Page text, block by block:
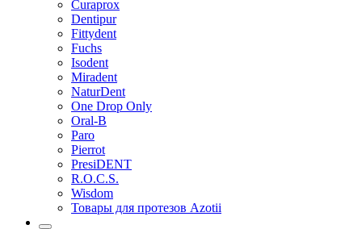
Curaprox
Dentipur
Fittydent
Fuchs
Isodent
Miradent
NaturDent
One Drop Only
Oral-B
Paro
Pierrot
PresiDENT
R.O.C.S.
Wisdom
Товары для протезов Azotii